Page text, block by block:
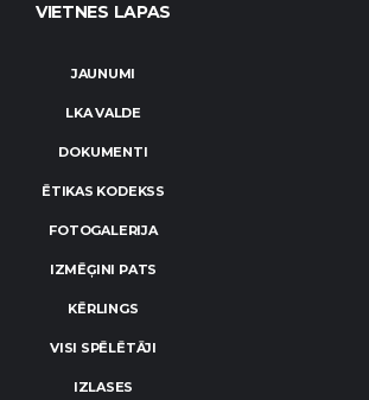
VIETNES LAPAS
JAUNUMI
LKA VALDE
DOKUMENTI
ĒTIKAS KODEKSS
FOTOGALERIJA
IZMĒĢINI PATS
KĒRLINGS
VISI SPĒLĒTĀJI
IZLASES